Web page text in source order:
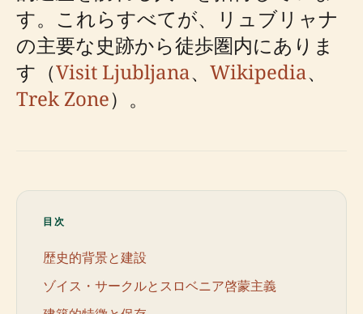
す。これらすべてが、リュブリャナ
の主要な史跡から徒歩圏内にありま
す（Visit Ljubljana、 Wikipedia、
Trek Zone）。
目次
歴史的背景と建設
ゾイス・サークルとスロベニア啓蒙主義